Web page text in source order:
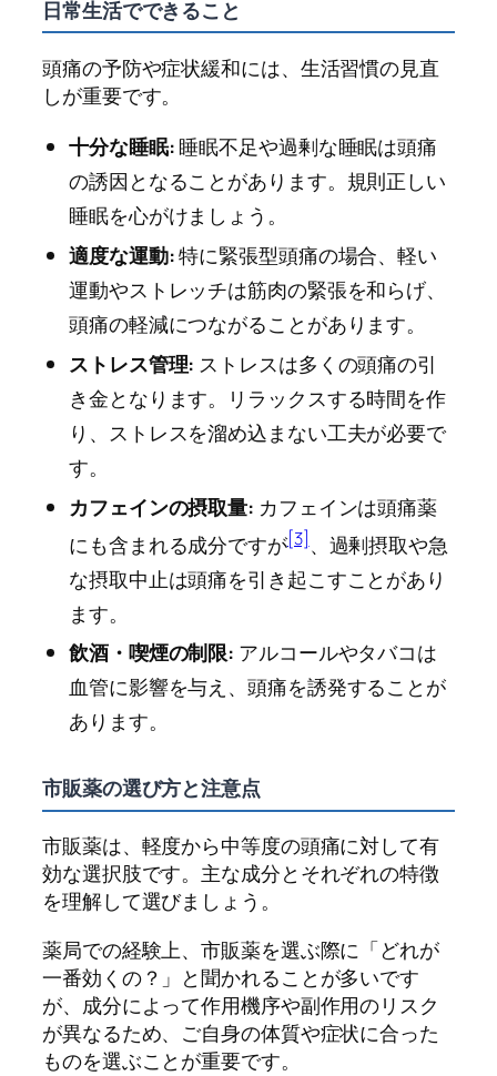
日常生活でできること
頭痛の予防や症状緩和には、生活習慣の見直
しが重要です。
十分な睡眠:睡眠不足や過剰な睡眠は頭痛
の誘因となることがあります。規則正しい
睡眠を心がけましょう。
適度な運動:特に緊張型頭痛の場合、軽い
運動やストレッチは筋肉の緊張を和らげ、
頭痛の軽減につながることがあります。
ストレス管理: ストレスは多くの頭痛の引
き金となります。リラックスする時間を作
り、ストレスを溜め込まない工夫が必要で
す。
カフェインの摂取量: カフェインは頭痛薬
にも含まれる成分ですが[3]、過剰摂取や急
な摂取中止は頭痛を引き起こすことがあり
ます。
飲酒・喫煙の制限: アルコールやタバコは
血管に影響を与え、頭痛を誘発することが
あります。
市販薬の選び方と注意点
市販薬は、軽度から中等度の頭痛に対して有
効な選択肢です。主な成分とそれぞれの特徴
を理解して選びましょう。
薬局での経験上、市販薬を選ぶ際に「どれが
一番効くの？」と聞かれることが多いです
が、成分によって作用機序や副作用のリスク
が異なるため、ご自身の体質や症状に合った
ものを選ぶことが重要です。